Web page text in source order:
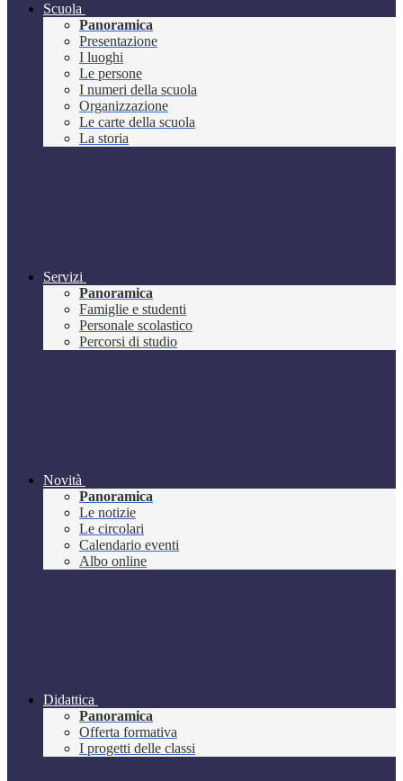
Scuola
Panoramica
Presentazione
I luoghi
Le persone
I numeri della scuola
Organizzazione
Le carte della scuola
La storia
Servizi
Panoramica
Famiglie e studenti
Personale scolastico
Percorsi di studio
Novità
Panoramica
Le notizie
Le circolari
Calendario eventi
Albo online
Didattica
Panoramica
Offerta formativa
I progetti delle classi